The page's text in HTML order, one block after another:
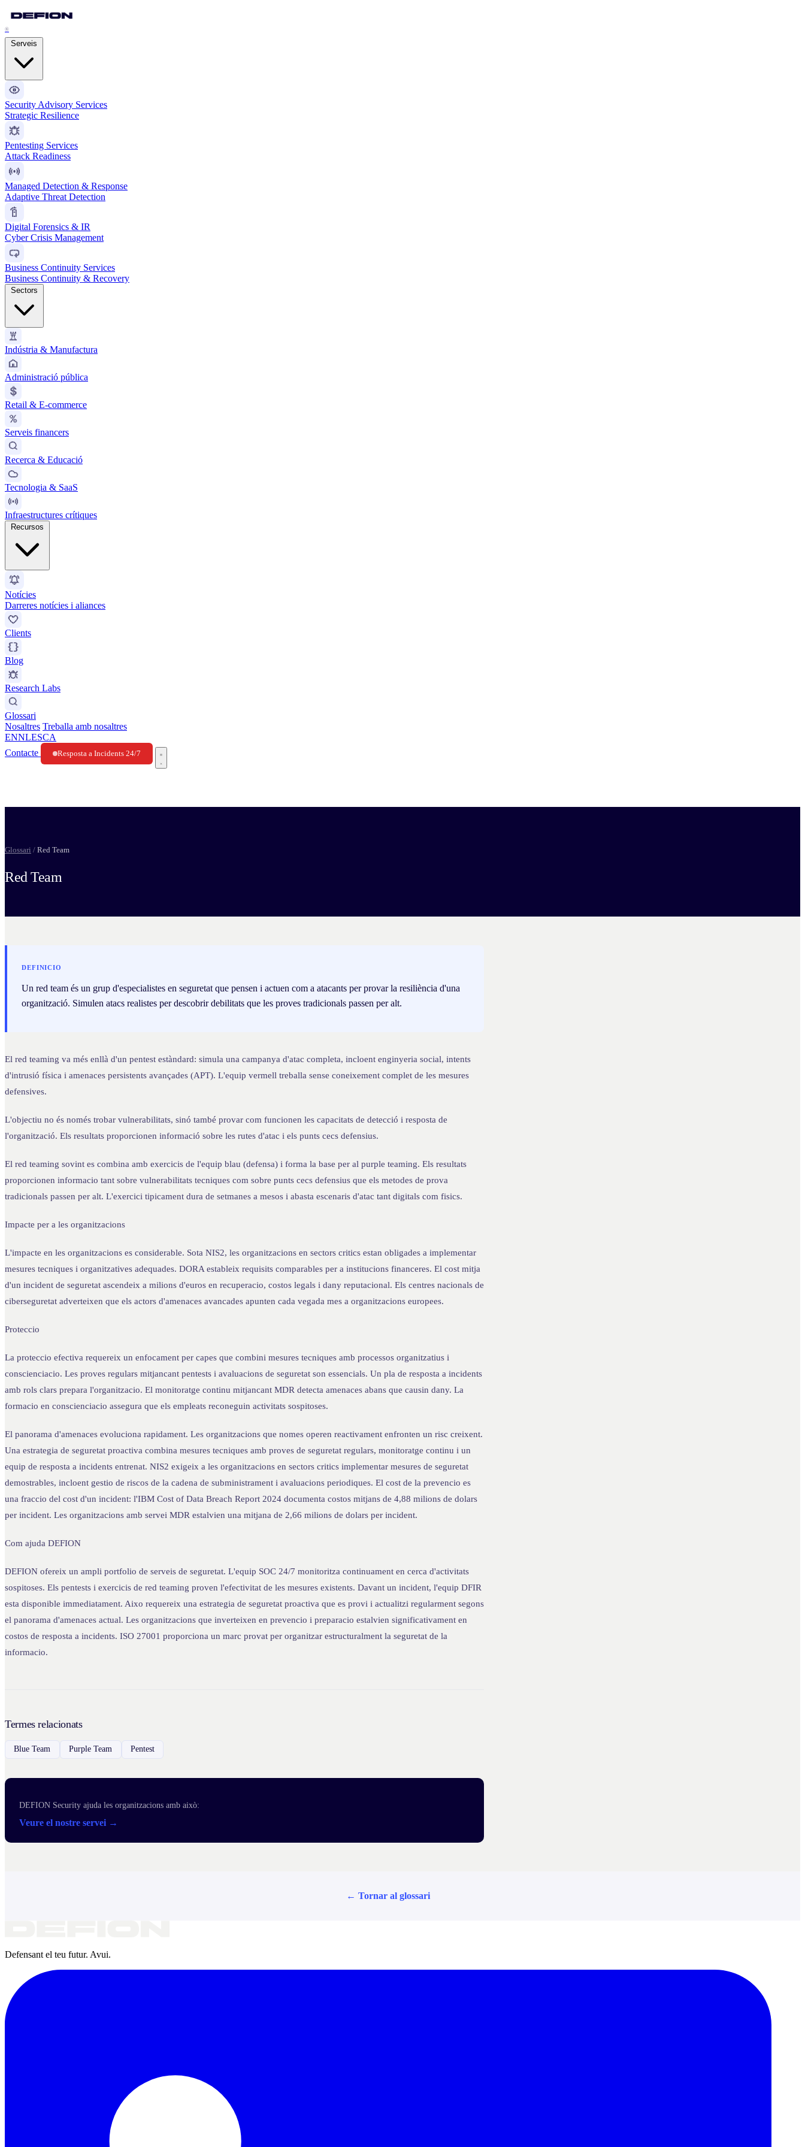
®
Security Advisory Services
Strategic Resilience
Pentesting Services
Attack Readiness
Managed Detection & Response
Adaptive Threat Detection
Digital Forensics & IR
Cyber Crisis Management
Business Continuity Services
Business Continuity & Recovery
Indústria & Manufactura
Administració pública
Retail & E-commerce
Serveis financers
Recerca & Educació
Tecnologia & SaaS
Infraestructures crítiques
Notícies
Darreres notícies i aliances
Clients
Blog
Research Labs
Glossari
Nosaltres Treballa amb nosaltres
ENNLESCA
Contacte
Resposta a Incidents 24/7
Glossari / Red Team
Red Team
DEFINICIO
Un red team és un grup d'especialistes en seguretat que pensen i actuen com a atacants per provar la resiliència d'una
organització. Simulen atacs realistes per descobrir debilitats que les proves tradicionals passen per alt.
El red teaming va més enllà d'un pentest estàndard: simula una campanya d'atac completa, incloent enginyeria social, intents
d'intrusió física i amenaces persistents avançades (APT). L'equip vermell treballa sense coneixement complet de les mesures
defensives.
L'objectiu no és només trobar vulnerabilitats, sinó també provar com funcionen les capacitats de detecció i resposta de
l'organització. Els resultats proporcionen informació sobre les rutes d'atac i els punts cecs defensius.
El red teaming sovint es combina amb exercicis de l'equip blau (defensa) i forma la base per al purple teaming. Els resultats
proporcionen informacio tant sobre vulnerabilitats tecniques com sobre punts cecs defensius que els metodes de prova
tradicionals passen per alt. L'exercici tipicament dura de setmanes a mesos i abasta escenaris d'atac tant digitals com fisics.
Impacte per a les organitzacions
L'impacte en les organitzacions es considerable. Sota NIS2, les organitzacions en sectors critics estan obligades a implementar
mesures tecniques i organitzatives adequades. DORA estableix requisits comparables per a institucions financeres. El cost mitja
d'un incident de seguretat ascendeix a milions d'euros en recuperacio, costos legals i dany reputacional. Els centres nacionals de
ciberseguretat adverteixen que els actors d'amenaces avancades apunten cada vegada mes a organitzacions europees.
Proteccio
La proteccio efectiva requereix un enfocament per capes que combini mesures tecniques amb processos organitzatius i
conscienciacio. Les proves regulars mitjancant pentests i avaluacions de seguretat son essencials. Un pla de resposta a incidents
amb rols clars prepara l'organitzacio. El monitoratge continu mitjancant MDR detecta amenaces abans que causin dany. La
formacio en conscienciacio assegura que els empleats reconeguin activitats sospitoses.
El panorama d'amenaces evoluciona rapidament. Les organitzacions que nomes operen reactivament enfronten un risc creixent.
Una estrategia de seguretat proactiva combina mesures tecniques amb proves de seguretat regulars, monitoratge continu i un
equip de resposta a incidents entrenat. NIS2 exigeix a les organitzacions en sectors critics implementar mesures de seguretat
demostrables, incloent gestio de riscos de la cadena de subministrament i avaluacions periodiques. El cost de la prevencio es
una fraccio del cost d'un incident: l'IBM Cost of Data Breach Report 2024 documenta costos mitjans de 4,88 milions de dolars
per incident. Les organitzacions amb servei MDR estalvien una mitjana de 2,66 milions de dolars per incident.
Com ajuda DEFION
DEFION ofereix un ampli portfolio de serveis de seguretat. L'equip SOC 24/7 monitoritza continuament en cerca d'activitats
sospitoses. Els pentests i exercicis de red teaming proven l'efectivitat de les mesures existents. Davant un incident, l'equip DFIR
esta disponible immediatament. Aixo requereix una estrategia de seguretat proactiva que es provi i actualitzi regularment segons
el panorama d'amenaces actual. Les organitzacions que inverteixen en prevencio i preparacio estalvien significativament en
costos de resposta a incidents. ISO 27001 proporciona un marc provat per organitzar estructuralment la seguretat de la
informacio.
Termes relacionats
Blue Team Purple Team Pentest
DEFION Security ajuda les organitzacions amb això:
Veure el nostre servei →
← Tornar al glossari
Defensant el teu futur. Avui.